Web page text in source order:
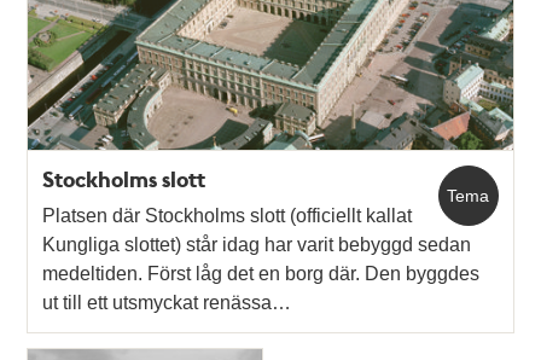
Tema
Stockholms slott
Platsen där Stockholms slott (officiellt kallat
Kungliga slottet) står idag har varit bebyggd sedan
medeltiden. Först låg det en borg där. Den byggdes
ut till ett utsmyckat renässa…